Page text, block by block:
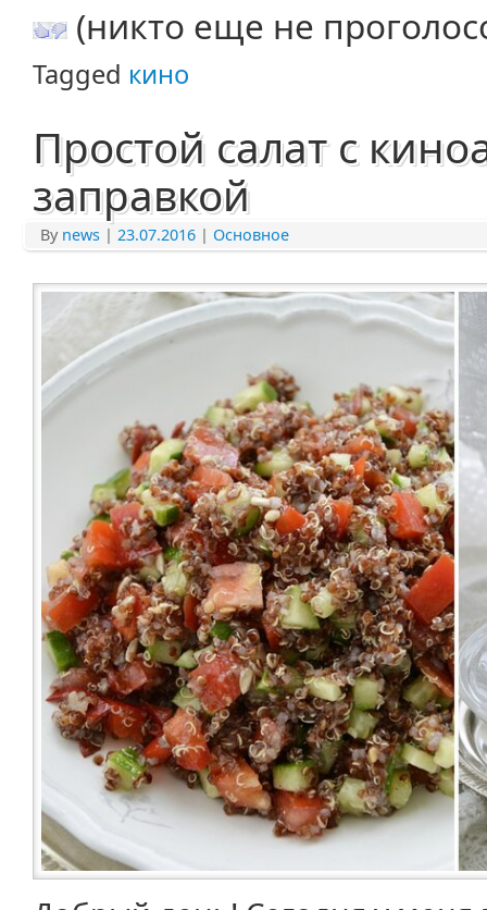
(никто еще не
Tagged кино
Простой салат с
заправкой
By news | 23.07.2016 | Основное